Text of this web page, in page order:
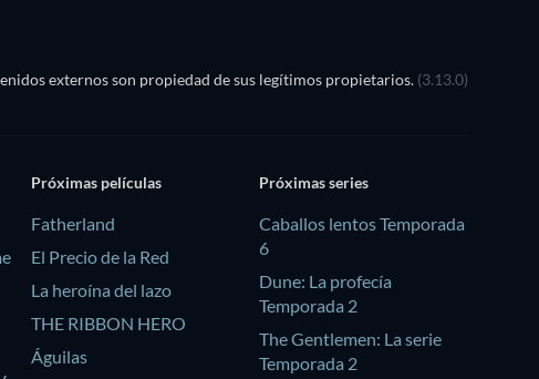
externos son propiedad de sus legítimos propietarios. (3.13.0)
Próximas películas
Fatherland
El Precio de la Red
La heroína del lazo
THE RIBBON HERO
Águilas
Próximas series
Caballos lentos Temporada
6
Dune: La profecía
Temporada 2
The Gentlemen: La serie
Temporada 2